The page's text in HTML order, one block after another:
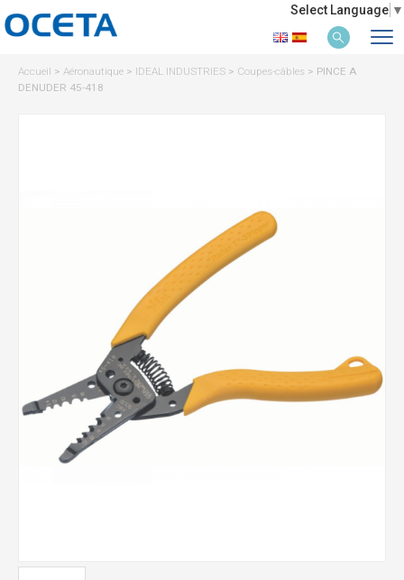
Select Language ▼
Accueil > Aéronautique > IDEAL INDUSTRIES > Coupes-câbles > PINCE A
DENUDER 45-418